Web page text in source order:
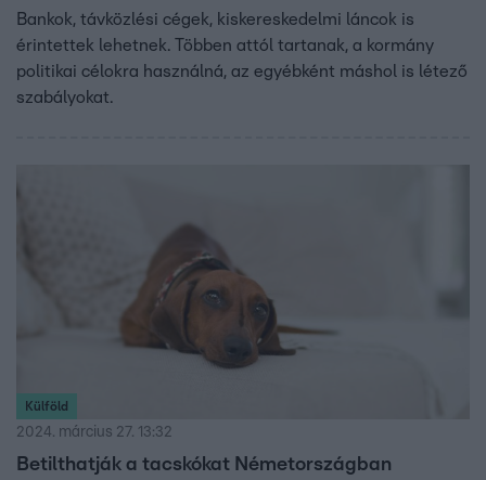
Bankok, távközlési cégek, kiskereskedelmi láncok is
érintettek lehetnek. Többen attól tartanak, a kormány
politikai célokra használná, az egyébként máshol is létező
szabályokat.
Külföld
2024. március 27. 13:32
Betilthatják a tacskókat Németországban